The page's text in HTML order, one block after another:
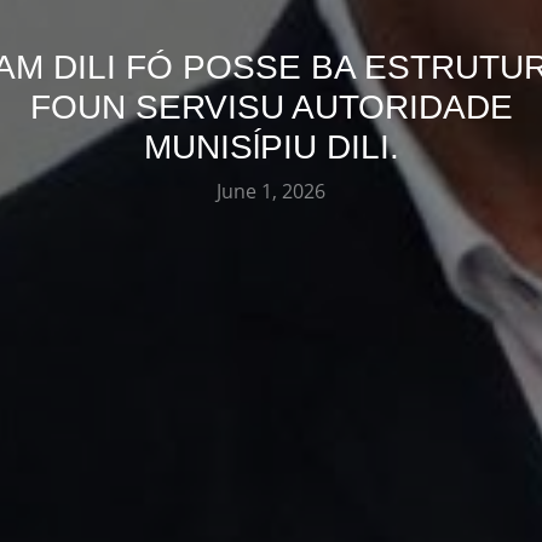
DILI FÓ POSSE BA
FOUN SERVISU AUTORIDADE
MUNISĺPIU DILI.
June 1, 2026